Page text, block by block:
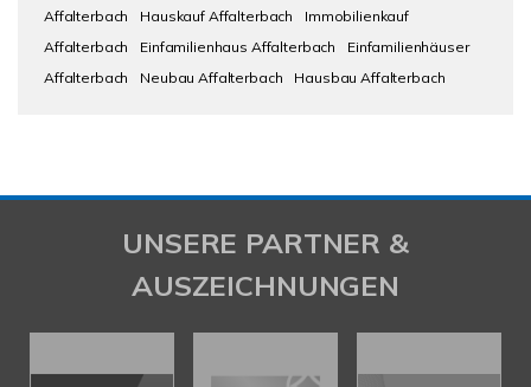
Affalterbach
Hauskauf Affalterbach
Immobilienkauf
Affalterbach
Einfamilienhaus Affalterbach
Einfamilienhäuser
Affalterbach
Neubau Affalterbach Hausbau Affalterbach
UNSERE PARTNER &
AUSZEICHNUNGEN